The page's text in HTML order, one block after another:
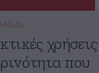
χρήσεις
που